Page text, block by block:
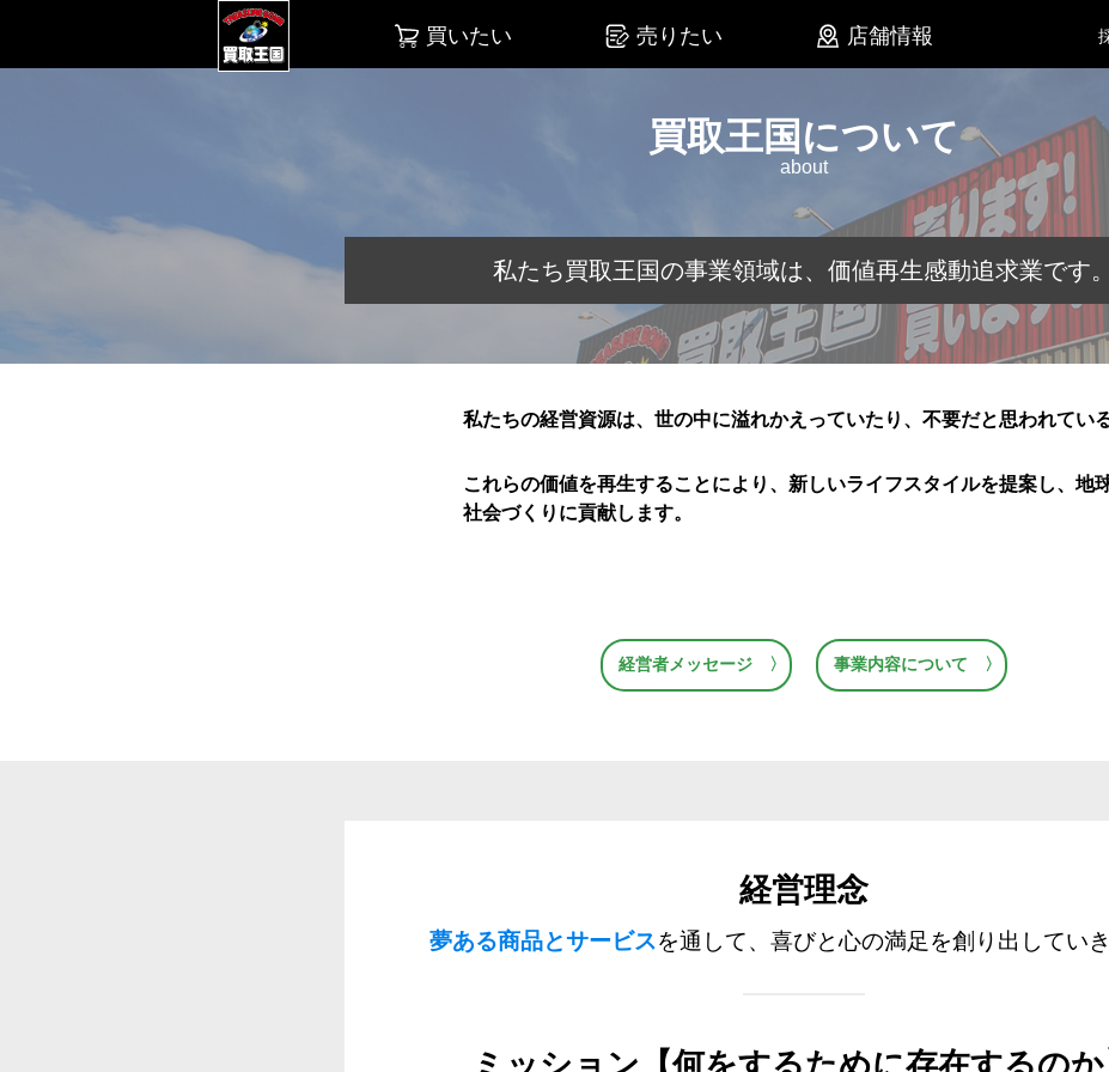
買いたい 売りたい 店舗情報
買取王国について
about
私たち買取王国の事業領域は、価値再生感動追求業です。
私たちの経営資源は、世の中に溢れかえっていたり、不要だと思われてい
これらの価値を再生することにより、新しいライフスタイルを提案し、地
社会づくりに貢献します。
経営者メッセージ 〉 事業内容について 〉
経営理念
夢ある商品とサービスを通して、喜びと心の満足を創り出していき
ミッション 【何をするために存在するのか